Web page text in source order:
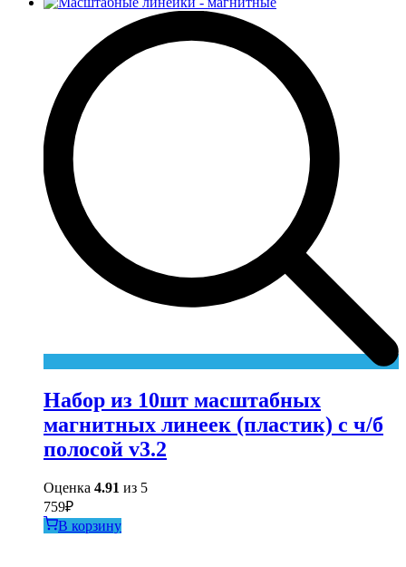
Набор из 10шт масштабных
магнитных линеек (пластик) c ч/б
полосой v3.2
Оценка 4.91 из 5
759₽
В корзину